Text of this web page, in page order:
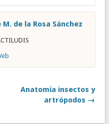
M. de la Rosa Sánchez
Anatomía insectos y
artrópodos →